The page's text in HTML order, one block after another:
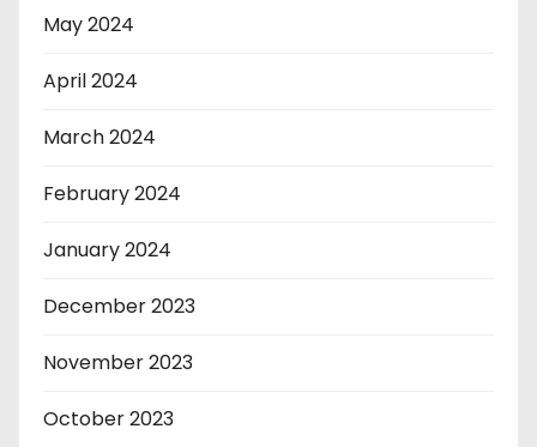
May 2024
April 2024
March 2024
February 2024
January 2024
December 2023
November 2023
October 2023